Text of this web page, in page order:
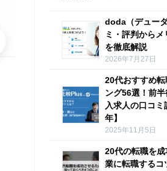
doda（デュー
ミ・評判から
を徹底解説
2026年7月27日
20代おすすめ
ング56選！前
入求人の口コ
年】
2025年11月5日
20代の転職を
業に転職するコ